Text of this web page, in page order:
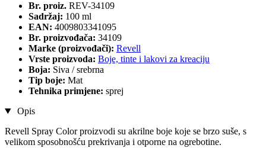
Br. proiz. REV-34109
Sadržaj: 100 ml
EAN: 4009803341095
Br. proizvođača: 34109
Marke (proizvođači): Revell
Vrste proizvoda: Boje, tinte i lakovi za kreaciju
Boja: Siva / srebrna
Tip boje: Mat
Tehnika primjene: sprej
Opis
Revell Spray Color proizvodi su akrilne boje koje se brzo suše, s
velikom sposobnošću prekrivanja i otporne na ogrebotine.